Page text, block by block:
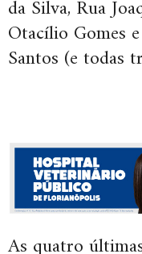
da Silva, Rua
Otacílio Gomes
Santos (e todas
As quatro